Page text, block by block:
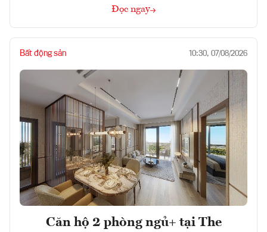
Đọc ngay
Bất động sản 10:30, 07/08/2026
Căn hộ 2 phòng ngủ+ tại The